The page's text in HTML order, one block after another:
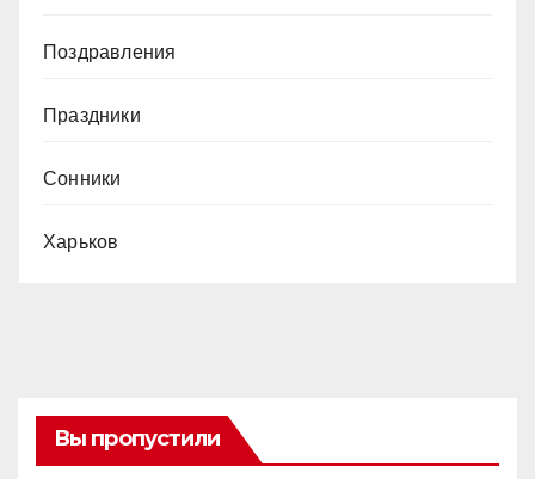
Поздравления
Праздники
Сонники
Харьков
Вы пропустили